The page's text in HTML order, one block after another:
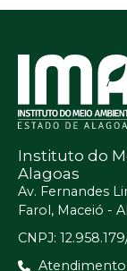
Instituto do
Alagoas
Av. Fernandes
Farol, Maceió -
CNPJ: